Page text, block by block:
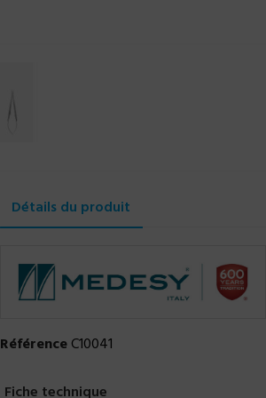
Détails du produit
RéférenceC10041
Fiche technique